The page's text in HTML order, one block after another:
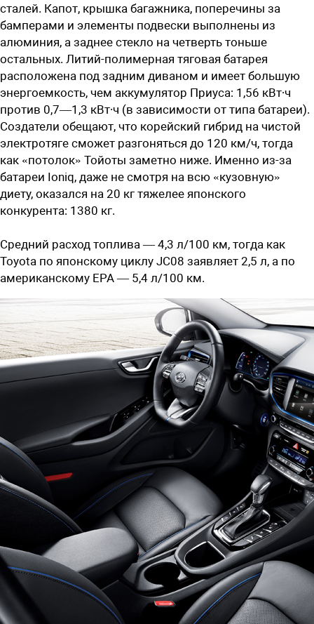
сталей. Капот, крышка багажника, поперечины за
бамперами и элементы подвески выполнены из
алюминия, а заднее стекло на четверть тоньше
остальных. Литий-полимерная тяговая батарея
расположена под задним диваном и имеет большую
энергоемкость, чем аккумулятор Приуса: 1,56 кВт∙ч
против 0,7—1,3 кВт∙ч (в зависимости от типа батареи).
Создатели обещают, что корейский гибрид на чистой
электротяге сможет разгоняться до 120 км/ч, тогда
как «потолок» Тойоты заметно ниже. Именно из-за
батареи Ioniq, даже не смотря на всю «кузовную»
диету, оказался на 20 кг тяжелее японского
конкурента: 1380 кг.
Средний расход топлива — 4,3 л/100 км, тогда как
Toyota по японскому циклу JC08 заявляет 2,5 л, а по
американскому EPA — 5,4 л/100 км.